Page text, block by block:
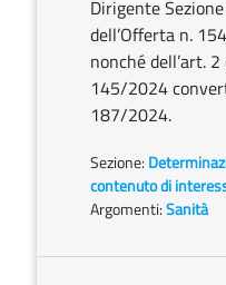
Dirigente
dell’Offerta n.
nonché dell’art.
145/2024
187/2024.
Sezione:
contenuto di
Argomenti:Sanità